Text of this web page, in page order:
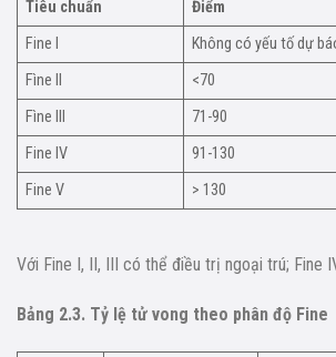
Tiêu chuẩn
Điểm
Fine I
Không có yếu tố dự
Fìne II
<70
Fìne III
71-90
Fine IV
91-130
Fine V
> 130
Với Fine I, II, III có thể điều trị ngoại trú; Fine
Bảng 2.3. Tỷ lệ tử vong theo phân độ Fine